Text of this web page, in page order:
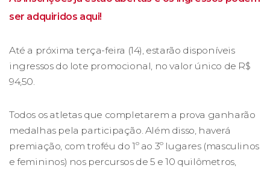
ser adquiridos aqui!
Até a próxima terça-feira (14), estarão disponíveis
ingressos do lote promocional, no valor único de R$
94,50.
Todos os atletas que completarem a prova ganharão
medalhas pela participação. Além disso, haverá
premiação, com troféu do 1º ao 3º lugares (masculinos
e femininos) nos percursos de 5 e 10 quilômetros,